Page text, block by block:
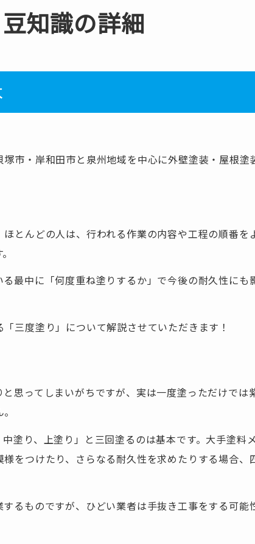
豆知識の詳細
市・岸和田市と泉州地域を中心に外壁塗装・屋根塗
とんどの人は、行われる作業の内容や工程の順番を
最中に「何度重ね塗りするか」で今後の耐久性にも
三度塗り」について解説させていただきます！
思ってしまいがちですが、実は一度塗っただけでは
塗り、上塗り」と三回塗るのは基本です。大手塗料
をつけたり、さらなる耐久性を求めたりする場合、
るものですが、ひどい業者は手抜き工事をする可能